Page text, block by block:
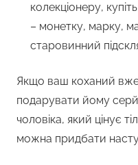
колекціонеру,
– монетку, марку,
старовинний
Якщо ваш коханий вже
подарувати йому
чоловіка, який цінує
можна придбати